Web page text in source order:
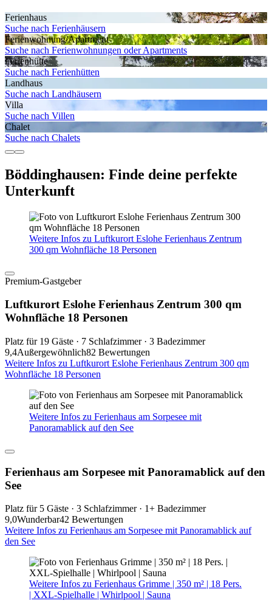
Ferienhaus
Suche nach Ferienhäusern
Ferienwohnung/Apartment
Suche nach Ferienwohnungen oder Apartments
Ferienhütte
Suche nach Ferienhütten
Landhaus
Suche nach Landhäusern
Villa
Suche nach Villen
Chalet
Suche nach Chalets
Böddinghausen: Finde deine perfekte
Unterkunft
Weitere Infos zu Luftkurort Eslohe Ferienhaus Zentrum
300 qm Wohnfläche 18 Personen
Premium-Gastgeber
Luftkurort Eslohe Ferienhaus Zentrum 300 qm
Wohnfläche 18 Personen
Platz für 19 Gäste · 7 Schlafzimmer · 3 Badezimmer
9,4Außergewöhnlich82 Bewertungen
Weitere Infos zu Luftkurort Eslohe Ferienhaus Zentrum 300 qm
Wohnfläche 18 Personen
Weitere Infos zu Ferienhaus am Sorpesee mit
Panoramablick auf den See
Ferienhaus am Sorpesee mit Panoramablick auf den
See
Platz für 5 Gäste · 3 Schlafzimmer · 1+ Badezimmer
9,0Wunderbar42 Bewertungen
Weitere Infos zu Ferienhaus am Sorpesee mit Panoramablick auf
den See
Weitere Infos zu Ferienhaus Grimme | 350 m² | 18 Pers.
| XXL-Spielhalle | Whirlpool | Sauna